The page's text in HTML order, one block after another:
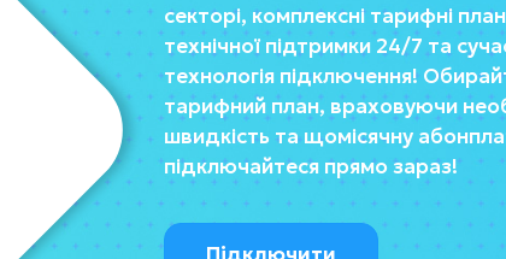
секторі, комплексні тарифні
технічної підтримки 24/7 та
технологія підключення!
тарифний план, враховуючи
швидкість та щомісячну
підключайтеся прямо зараз!